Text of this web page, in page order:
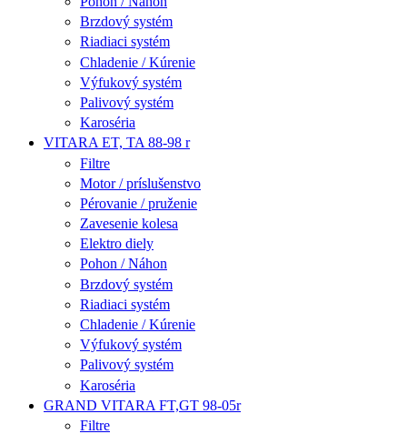
Brzdový systém
Riadiaci systém
Chladenie / Kúrenie
Výfukový systém
Palivový systém
Karoséria
VITARA ET, TA 88-98 r
Filtre
Motor / príslušenstvo
Pérovanie / pruženie
Zavesenie kolesa
Elektro diely
Pohon / Náhon
Brzdový systém
Riadiaci systém
Chladenie / Kúrenie
Výfukový systém
Palivový systém
Karoséria
GRAND VITARA FT,GT 98-05r
Filtre